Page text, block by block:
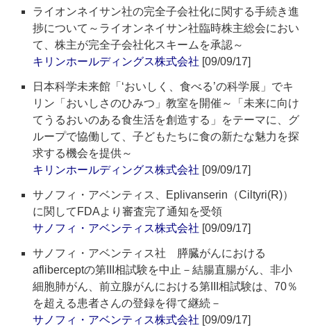
ライオンネイサン社の完全子会社化に関する手続き進
捗について～ライオンネイサン社臨時株主総会におい
て、株主が完全子会社化スキームを承認～
キリンホールディングス株式会社 [09/09/17]
日本科学未来館「‘おいしく、食べる’の科学展」でキ
リン「おいしさのひみつ」教室を開催～「未来に向け
てうるおいのある食生活を創造する」をテーマに、グ
ループで協働して、子どもたちに食の新たな魅力を探
求する機会を提供～
キリンホールディングス株式会社 [09/09/17]
サノフィ・アベンティス、Eplivanserin（Ciltyri(R)）
に関してFDAより審査完了通知を受領
サノフィ・アベンティス株式会社 [09/09/17]
サノフィ・アベンティス社 膵臓がんにおける
afliberceptの第III相試験を中止－結腸直腸がん、非小
細胞肺がん、前立腺がんにおける第III相試験は、70％
を超える患者さんの登録を得て継続－
サノフィ・アベンティス株式会社 [09/09/17]